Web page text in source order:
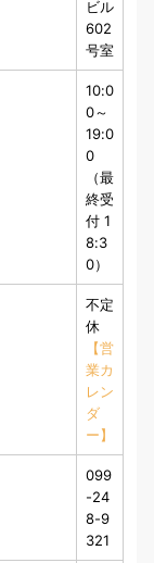
ビル
602
号室
10:0
0～
19:0
0
（最
終受
付 1
8:3
0）
不定
休
【営
業カ
レン
ダ
ー】
099
-24
8-9
321